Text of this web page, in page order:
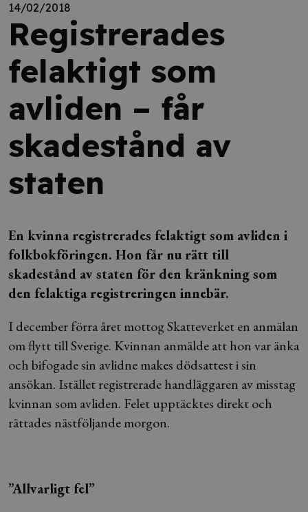
14/02/2018
Registrerades
felaktigt som
avliden – får
skadestånd av
staten
En kvinna registrerades felaktigt som avliden i
folkbokföringen. Hon får nu rätt till
skadestånd av staten för den kränkning som
den felaktiga registreringen innebär.
I december förra året mottog Skatteverket en anmälan
om flytt till Sverige. Kvinnan anmälde att hon var änka
och bifogade sin avlidne makes dödsattest i sin
ansökan. Istället registrerade handläggaren av misstag
kvinnan som avliden. Felet upptäcktes direkt och
rättades nästföljande morgon.
”Allvarligt fel”